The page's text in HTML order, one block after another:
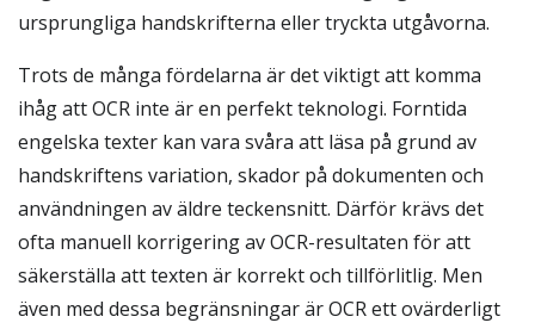
ursprungliga handskrifterna eller tryckta utgåvorna.
Trots de många fördelarna är det viktigt att komma
ihåg att OCR inte är en perfekt teknologi. Forntida
engelska texter kan vara svåra att läsa på grund av
handskriftens variation, skador på dokumenten och
användningen av äldre teckensnitt. Därför krävs det
ofta manuell korrigering av OCR-resultaten för att
säkerställa att texten är korrekt och tillförlitlig. Men
även med dessa begränsningar är OCR ett ovärderligt